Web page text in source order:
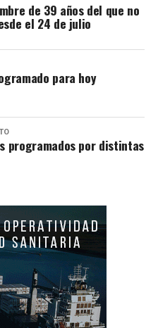
de 39 años del que no
el 24 de julio
para hoy
programados por distintas